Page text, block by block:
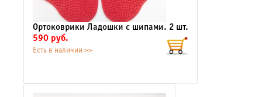
Ортоковрики Ладошки с шипами. 2 шт.
590 руб.
Есть в наличии >>